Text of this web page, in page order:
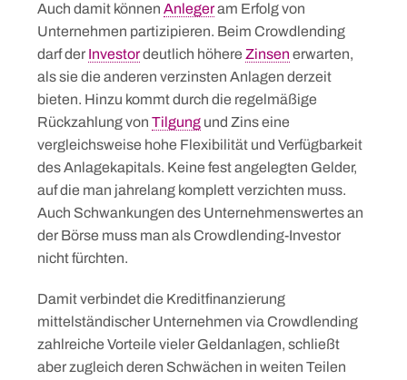
Auch damit können Anlegeram Erfolg von
Unternehmen partizipieren. Beim Crowdlending
darf der Investordeutlich höhere Zinsen erwarten,
als sie die anderen verzinsten Anlagen derzeit
bieten. Hinzu kommt durch die regelmäßige
Rückzahlung von Tilgung und Zins eine
vergleichsweise hohe Flexibilität und Verfügbarkeit
des Anlagekapitals. Keine fest angelegten Gelder,
auf die man jahrelang komplett verzichten muss.
Auch Schwankungen des Unternehmenswertes an
der Börse muss man als Crowdlending-Investor
nicht fürchten.
Damit verbindet die Kreditfinanzierung
mittelständischer Unternehmen via Crowdlending
zahlreiche Vorteile vieler Geldanlagen, schließt
aber zugleich deren Schwächen in weiten Teilen